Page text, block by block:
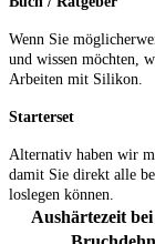
Wenn Sie
und wissen möchten,
Arbeiten mit Silikon.
Starterset
Alternativ haben wir
damit Sie direkt alle
loslegen können.
Aushärtezeit